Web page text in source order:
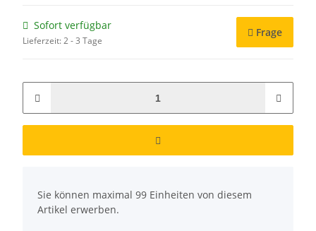
Sofort verfügbar
Lieferzeit:2 - 3 Tage
Frage
Sie können maximal 99 Einheiten von diesem
Artikel erwerben.